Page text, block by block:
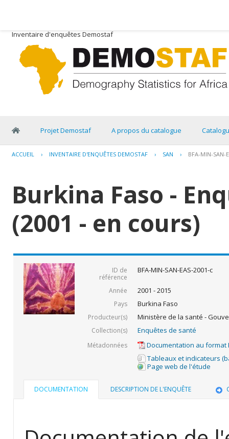
Inventaire d'enquêtes Demostaf
Projet Demostaf A propos du catalogue
ACCUEIL › INVENTAIRE D'ENQUÊTES DEMOSTAF › SAN › BFA-MIN-SAN-
Burkina Faso -
(2001 - en cours)
ID de
référence
BFA-MIN-SAN-EAS-2001-c
Année 2001 - 2015
Pays Burkina Faso
Producteur(s) Ministère de la santé -
Collection(s) Enquêtes de santé
Métadonnées
Documentation au format
Tableaux et indicateurs
Page web de l'étude
DOCUMENTATION DESCRIPTION DE L'ENQUÊTE